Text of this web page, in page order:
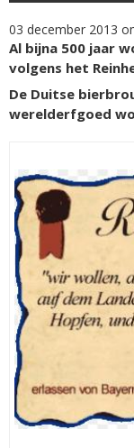
03 december 2013
Al bijna 500 jaar
volgens het
De Duitse
werelderfgoed